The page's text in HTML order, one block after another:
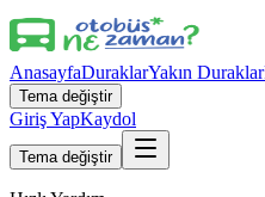
AnasayfaDuraklarYakın Duraklar
Tema değiştir
Giriş YapKaydol
Tema değiştir